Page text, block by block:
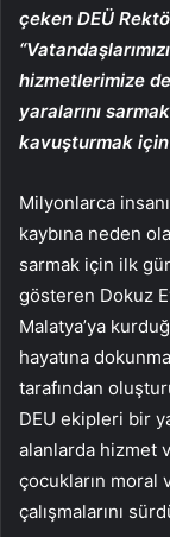
çeken DEÜ
hizmetlerimize
yaralarını
kavuşturmak için
Milyonlarca
kaybına neden
sarmak için ilk
gösteren Dokuz
Malatya’ya
hayatına
tarafından
DEU ekipleri bir
alanlarda hizmet
çocukların moral
çalışmalarını